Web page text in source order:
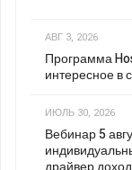
АВГ 3, 2026
Программа
интересное в
ИЮЛЬ 30, 2026
Вебинар 5